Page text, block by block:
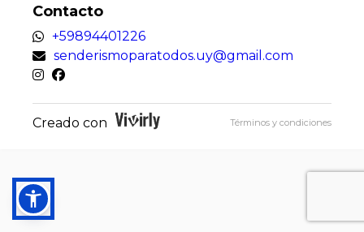
Contacto
+59894401226
senderismoparatodos.uy@gmail.com
Creado con Términos y condiciones